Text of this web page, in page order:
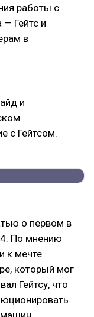
работы с
Гейтс и
в
и
с Гейтсом.
о первом в
По мнению
к мечте
который мог
Гейтсу, что